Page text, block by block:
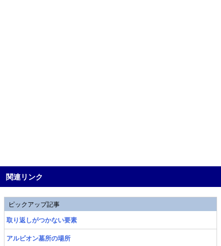
関連リンク
ピックアップ記事
取り返しがつかない要素
アルビオン墓所の場所